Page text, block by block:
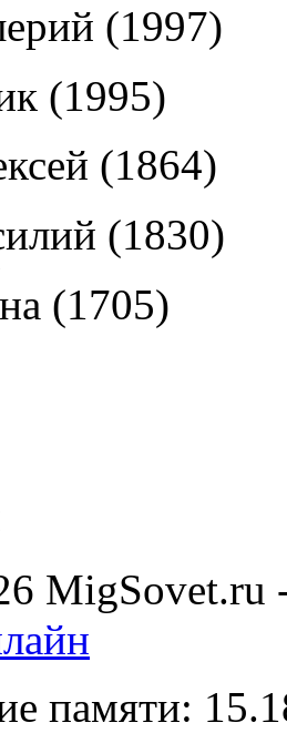
(1997)
(1995)
(1864)
(1830)
(1705)
MigSovet.ru
памяти: